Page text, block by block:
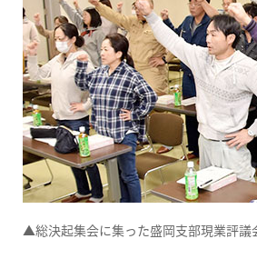
▲総決起集会に集った盛岡支部現業評議